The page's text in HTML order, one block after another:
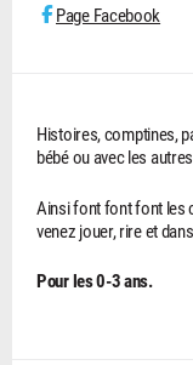
Page Facebook
Histoires, comptines,
bébé ou avec les
Ainsi font font font les
venez jouer, rire et
Pour les 0-3 ans.